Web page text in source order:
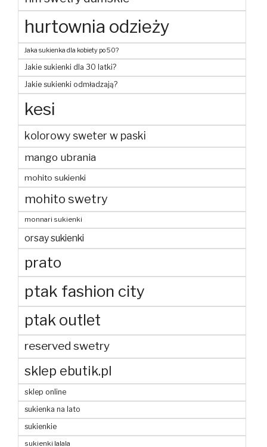
hurtownia odzieży
Jaka sukienka dla kobiety po 50?
Jakie sukienki dla 30 latki?
Jakie sukienki odmładzają?
kesi
kolorowy sweter w paski
mango ubrania
mohito sukienki
mohito swetry
monnari sukienki
orsay sukienki
prato
ptak fashion city
ptak outlet
reserved swetry
sklep ebutik.pl
sklep online
sukienka na lato
sukienkie
sukienki lalala